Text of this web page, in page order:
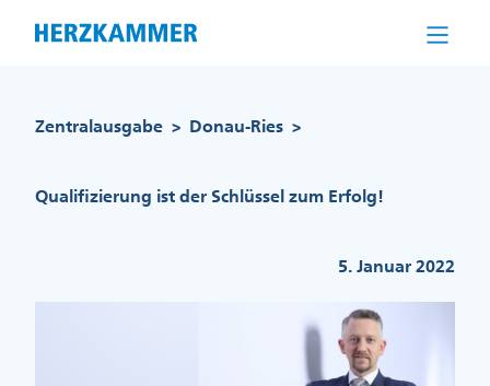
Zentralausgabe > Donau-Ries >
Qualifizierung ist der Schlüssel zum Erfolg!
5. Januar 2022